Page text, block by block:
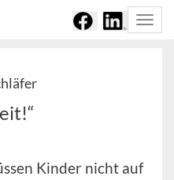
Kinder nicht auf